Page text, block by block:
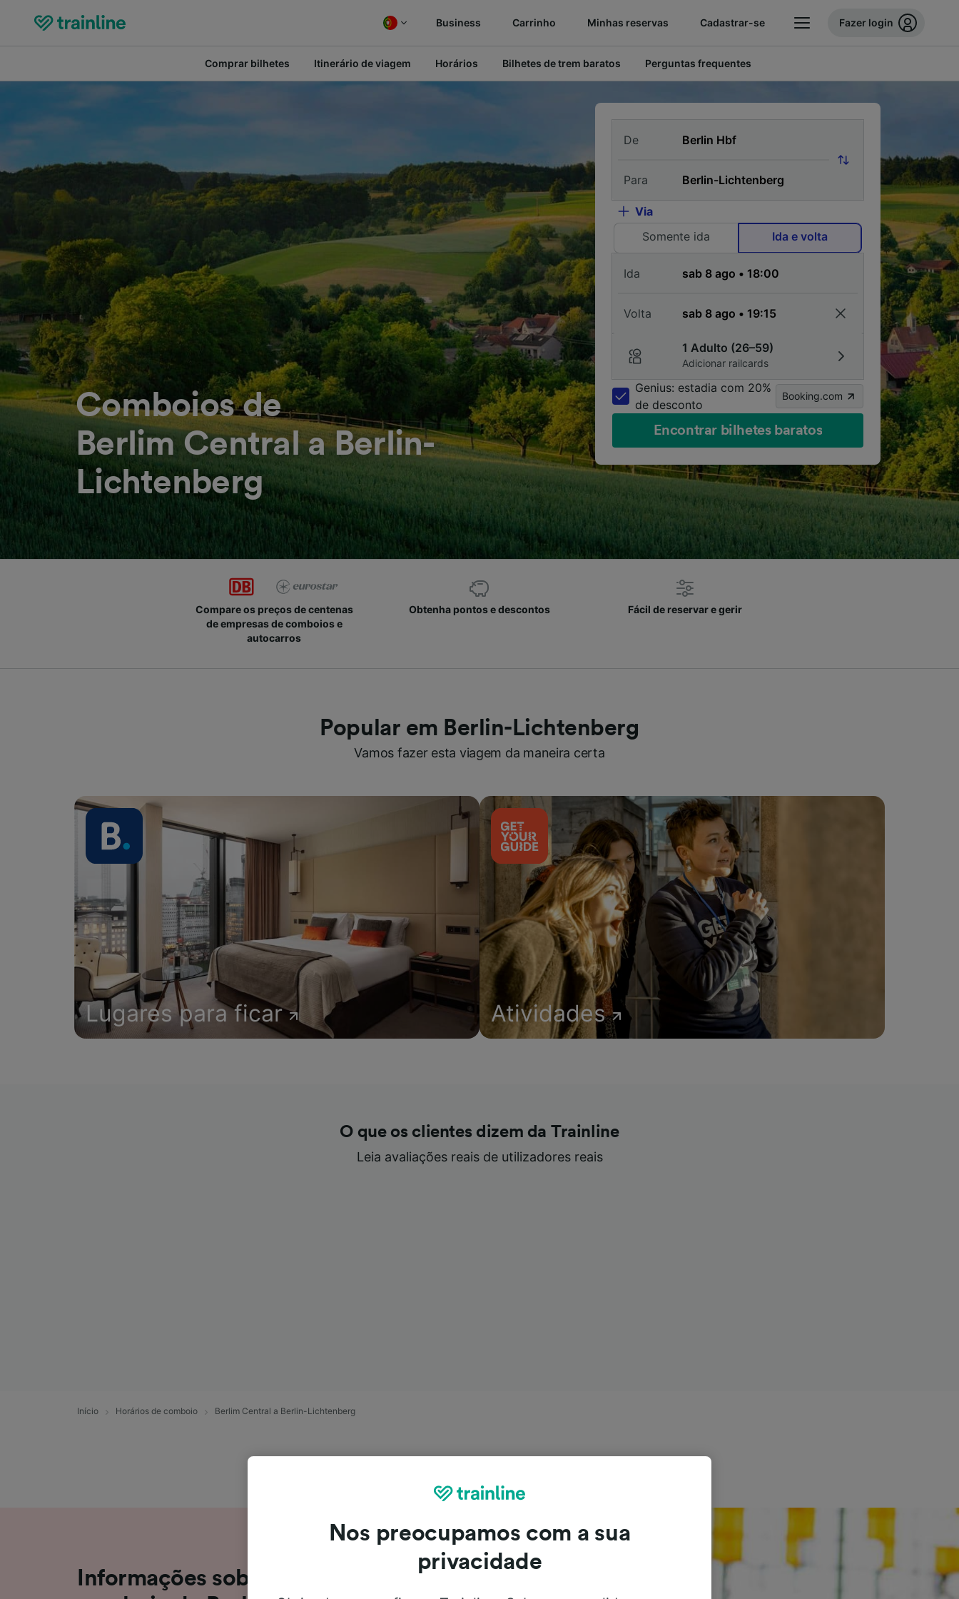
Business Carrinho Minhas reservas Cadastrar-se Fazer login
Comprar bilhetes Itinerário de viagem Horários Bilhetes de trem baratos Perguntas frequentes
Comboios de
Berlim Central a Berlin-
Lichtenberg
De
Para
Via
Somente ida
Ida e volta
Ida
Volta
1 Adulto (26–59)
Adicionar railcards
Genius: estadia com 20%
de desconto
Booking.com
Encontrar bilhetes baratos
Compare os preços de centenas
de empresas de comboios e
autocarros
Obtenha pontos e descontos Fácil de reservar e gerir
Popular em Berlin-Lichtenberg
Vamos fazer esta viagem da maneira certa
Lugares para ficar Atividades
O que os clientes dizem da Trainline
Leia avaliações reais de utilizadores reais
Início Horários de comboio Berlim Central a Berlin-Lichtenberg
Informações sobre a viagem de
Nos preocupamos com a sua
privacidade